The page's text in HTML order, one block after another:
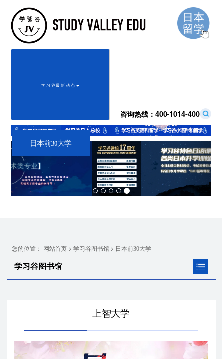
学 习 谷 最 新 动 态
咨询热线：400-1014-400
Previous Next
日本前30大学
您的位置： 网站首页> 学习谷图书馆> 日本前30大学
学习谷图书馆
上智大学